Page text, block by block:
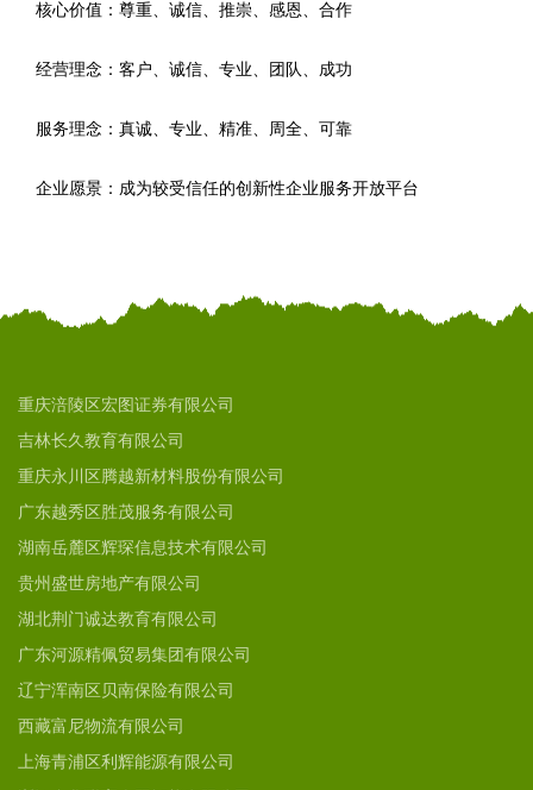
核心价值：尊重、诚信、推崇、感恩、合作
经营理念：客户、诚信、专业、团队、成功
服务理念：真诚、专业、精准、周全、可靠
企业愿景：成为较受信任的创新性企业服务开放平台
重庆涪陵区宏图证券有限公司
吉林长久教育有限公司
重庆永川区腾越新材料股份有限公司
广东越秀区胜茂服务有限公司
湖南岳麓区辉琛信息技术有限公司
贵州盛世房地产有限公司
湖北荆门诚达教育有限公司
广东河源精佩贸易集团有限公司
辽宁浑南区贝南保险有限公司
西藏富尼物流有限公司
上海青浦区利辉能源有限公司